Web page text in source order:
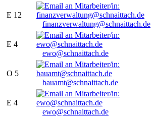
E 12
finanzverwaltung@schnaittach.de
E 4
ewo@schnaittach.de
O 5
bauamt@schnaittach.de
E 4
ewo@schnaittach.de